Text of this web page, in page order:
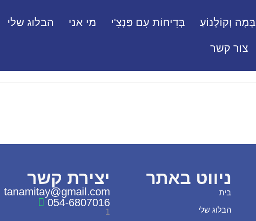
בָּמָה וְקוֹלְנוֹעַ בְּדִיחוֹת עִם פַּנְצִ'י מי אני הבלוג שלי
צור קשר
ניווט באתר
בית
הבלוג שלי
יצירת קשר
tanamitay@gmail.com
054-6807016
1